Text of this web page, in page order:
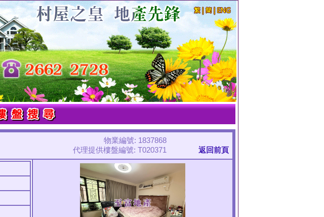
物業編號: 1837868
代理提供樓盤編號: T020371
返回前頁